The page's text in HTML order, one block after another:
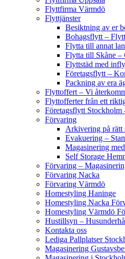
Flyttfirma Värmdö
Flyttjänster
Besiktning av er
Bohagsflytt –
Flytta till annat
Flytta till Skåne –
Flyttstäd med
Företagsflytt –
Packning av era
Flyttoffert – Vi
Flyttofferter från ett
Företagsflytt
Förvaring
Arkivering på rätt
Evakuering –
Magasinering
Self Storage
Förvaring –
Förvaring Nacka
Förvaring Värmdö
Homestyling Haninge
Homestyling Nacka
Homestyling Värmdö
Hustillsyn –
Kontakta oss
Lediga Pallplatser
Magasinering